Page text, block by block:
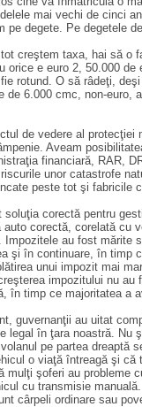
mai vechi de cinci
pe degete. Pe degetele
creştem taxa, hai să o
orice e euro 2, 50.000
rotund. O să râdeţi,
de 6.000 cmc, non-euro,
de vedere al protecţiei
Aveam
financiară, RAR,
unor catastrofe
peste tot şi fabricile
soluţia corectă pentru
auto corectă, corelată cu
Impozitele au fost mărite
şi în continuare, în timp
unui impozit mai
impozitului nu
în timp ce majoritatea a
guvernanţii au uitat
legal în ţara noastră. Nu
pe partea dreaptă
o viaţă întreagă şi
mulţi şoferi au probleme
cu transmisie
cârpeli ordinare sau